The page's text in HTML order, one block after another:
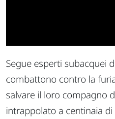
Segue esperti subacquei
combattono contro la
salvare il loro compagno
intrappolato a centinaia